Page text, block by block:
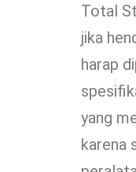
Total
jika
harap
yang
karena